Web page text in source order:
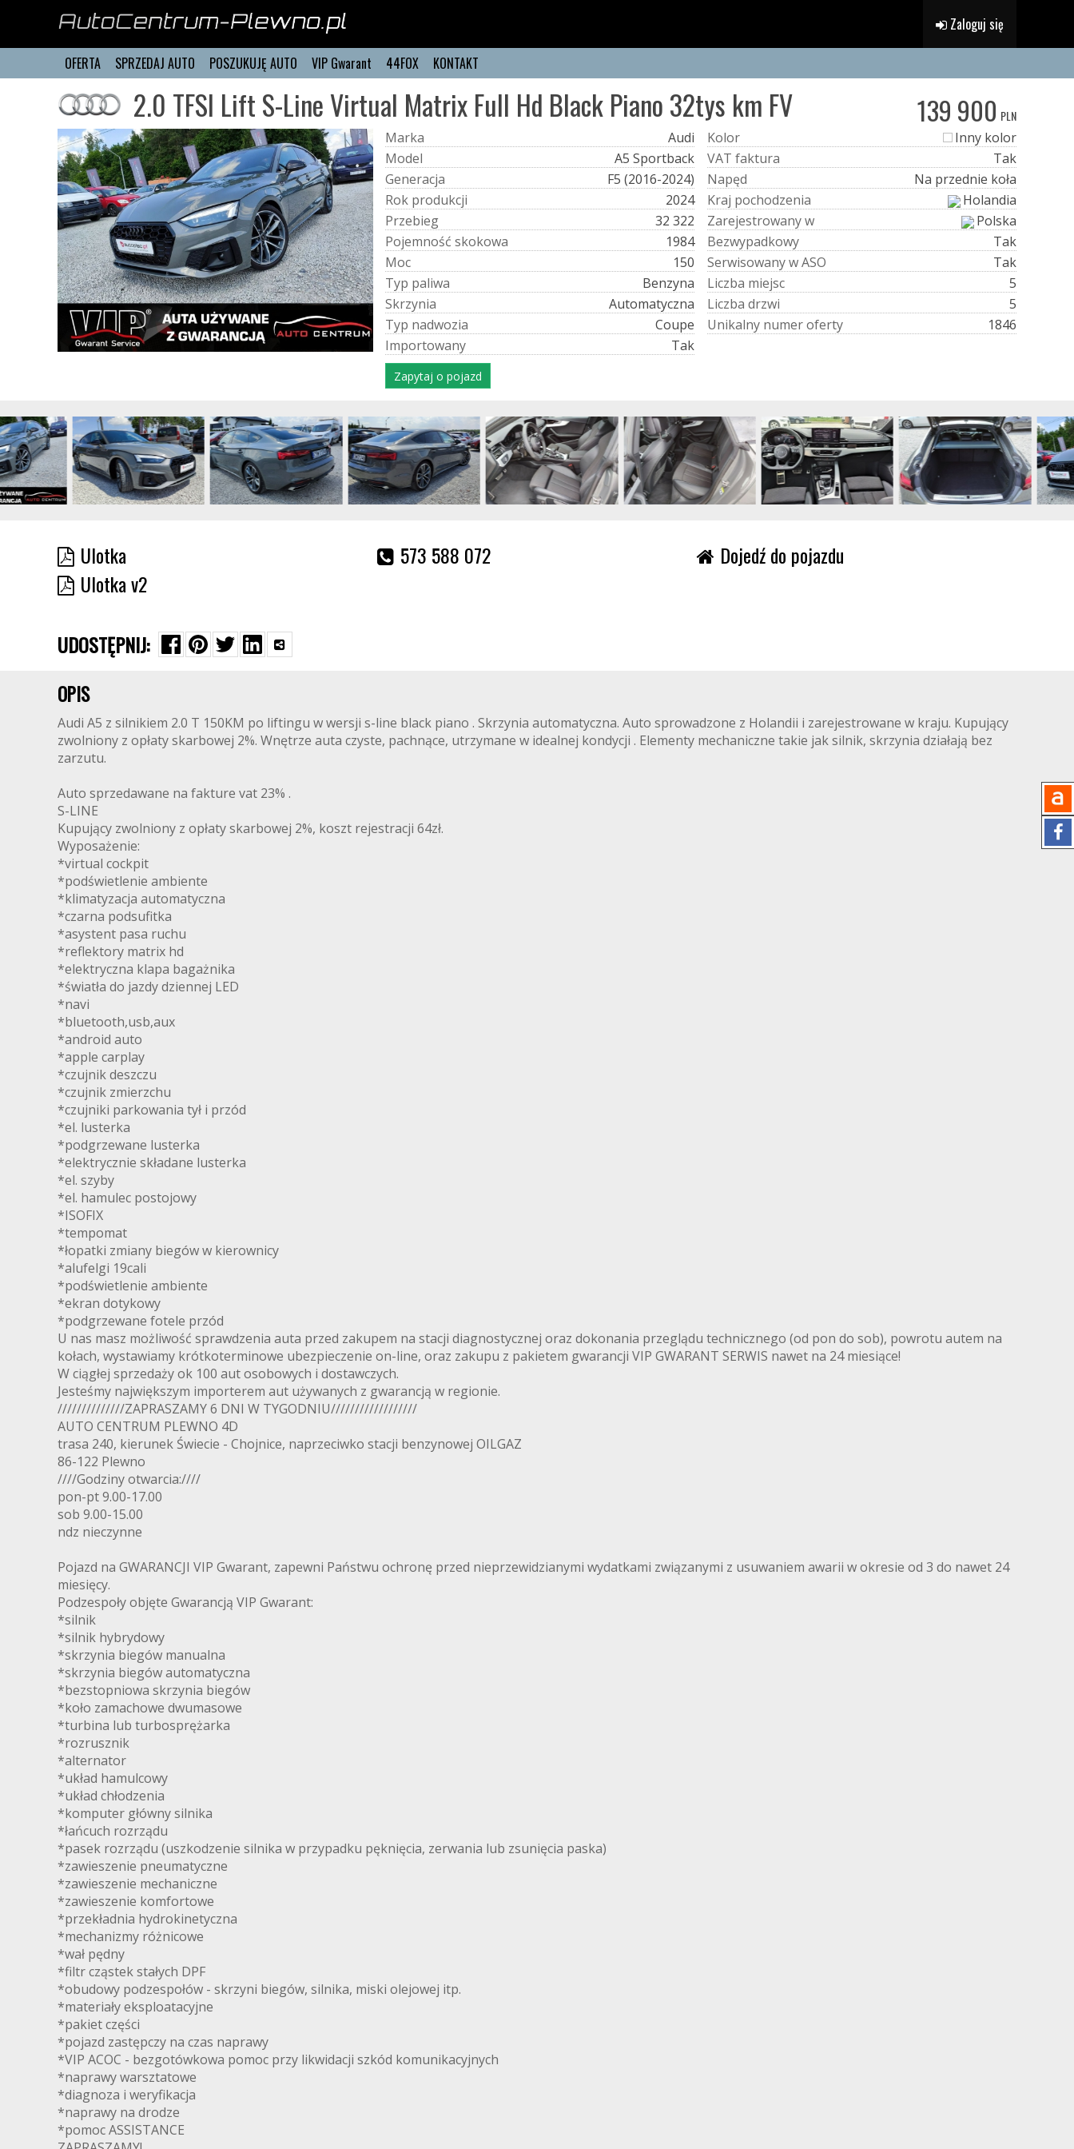
Zaloguj się
OFERTA SPRZEDAJ AUTO POSZUKUJĘ AUTO VIP Gwarant 44FOX KONTAKT
2.0 TFSI Lift S-Line Virtual Matrix Full Hd Black Piano 32tys km FV 139 900 PLN
Marka
Audi
Model
A5 Sportback
Generacja
F5 (2016-2024)
Rok produkcji
2024
Przebieg
32 322
Pojemność skokowa
1984
Moc
150
Typ paliwa
Benzyna
Skrzynia
Automatyczna
Typ nadwozia
Coupe
Importowany Tak
Kolor
Inny kolor
VAT faktura
Tak
Napęd
Na przednie koła
Kraj pochodzenia
Holandia
Zarejestrowanyw
Polska
Bezwypadkowy
Tak
SerwisowanywASO
Tak
Liczba miejsc
5
Liczba drzwi
5
Unikalny numeroferty 1846
Zapytaj o pojazd
Ulotka
Ulotka v2
573 588 072 Dojedź do pojazdu
UDOSTĘPNIJ:
OPIS
Audi A5 z silnikiem 2.0 T 150KM po liftingu w wersji s-line black piano . Skrzynia automatyczna. Auto sprowadzone z Holandii i zarejestrowane w kraju. Kupujący
zwolniony z opłaty skarbowej 2%. Wnętrze auta czyste, pachnące, utrzymane w idealnej kondycji . Elementy mechaniczne takie jak silnik, skrzynia działają bez
zarzutu.
Auto sprzedawane na fakture vat 23% .
S-LINE
Kupujący zwolniony z opłaty skarbowej 2%, koszt rejestracji 64zł.
Wyposażenie:
*virtual cockpit
*podświetlenie ambiente
*klimatyzacja automatyczna
*czarna podsufitka
*asystent pasa ruchu
*reflektory matrix hd
*elektryczna klapa bagażnika
*światła do jazdy dziennej LED
*navi
*bluetooth,usb,aux
*android auto
*apple carplay
*czujnik deszczu
*czujnik zmierzchu
*czujniki parkowania tył i przód
*el. lusterka
*podgrzewane lusterka
*elektrycznie składane lusterka
*el. szyby
*el. hamulec postojowy
*ISOFIX
*tempomat
*łopatki zmiany biegów w kierownicy
*alufelgi 19cali
*podświetlenie ambiente
*ekran dotykowy
*podgrzewane fotele przód
U nas masz możliwość sprawdzenia auta przed zakupem na stacji diagnostycznej oraz dokonania przeglądu technicznego (od pon do sob), powrotu autem na
kołach, wystawiamy krótkoterminowe ubezpieczenie on-line, oraz zakupu z pakietem gwarancji VIP GWARANT SERWIS nawet na 24 miesiące!
W ciągłej sprzedaży ok 100 aut osobowych i dostawczych.
Jesteśmy największym importerem aut używanych z gwarancją w regionie.
//////////////ZAPRASZAMY 6 DNI W TYGODNIU//////////////////
AUTO CENTRUM PLEWNO 4D
trasa 240, kierunek Świecie - Chojnice, naprzeciwko stacji benzynowej OILGAZ
86-122 Plewno
////Godziny otwarcia:////
pon-pt 9.00-17.00
sob 9.00-15.00
ndz nieczynne
Pojazd na GWARANCJI VIP Gwarant, zapewni Państwu ochronę przed nieprzewidzianymi wydatkami związanymi z usuwaniem awarii w okresie od 3 do nawet 24
miesięcy.
Podzespoły objęte Gwarancją VIP Gwarant:
*silnik
*silnik hybrydowy
*skrzynia biegów manualna
*skrzynia biegów automatyczna
*bezstopniowa skrzynia biegów
*koło zamachowe dwumasowe
*turbina lub turbosprężarka
*rozrusznik
*alternator
*układ hamulcowy
*układ chłodzenia
*komputer główny silnika
*łańcuch rozrządu
*pasek rozrządu (uszkodzenie silnika w przypadku pęknięcia, zerwania lub zsunięcia paska)
*zawieszenie pneumatyczne
*zawieszenie mechaniczne
*zawieszenie komfortowe
*przekładnia hydrokinetyczna
*mechanizmy różnicowe
*wał pędny
*filtr cząstek stałych DPF
*obudowy podzespołów - skrzyni biegów, silnika, miski olejowej itp.
*materiały eksploatacyjne
*pakiet części
*pojazd zastępczy na czas naprawy
*VIP ACOC - bezgotówkowa pomoc przy likwidacji szkód komunikacyjnych
*naprawy warsztatowe
*diagnoza i weryfikacja
*naprawy na drodze
*pomoc ASSISTANCE